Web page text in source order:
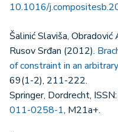
10.1016/
Šalinić Slaviša,
Rusov Srđan (2012).
of constraint in an
69(1-2), 211-222.
Springer, Dordrecht,
011-0258-1, M21a+.